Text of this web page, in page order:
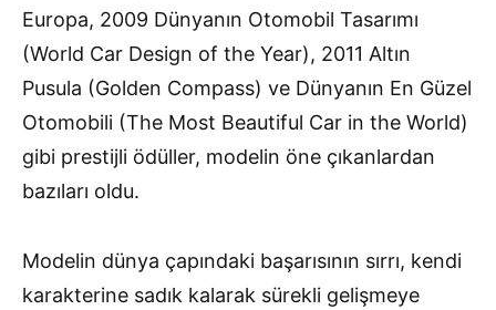
Europa, 2009 Dünyanın Otomobil Tasarımı
(World Car Design of the Year), 2011 Altın
Pusula (Golden Compass) ve Dünyanın En Güzel
Otomobili (The Most Beautiful Car in the World)
gibi prestijli ödüller, modelin öne çıkanlardan
bazıları oldu.
Modelin dünya çapındaki başarısının sırrı, kendi
karakterine sadık kalarak sürekli gelişmeye